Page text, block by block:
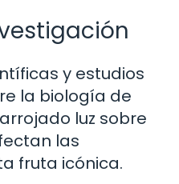
y estudios
la biología de
luz sobre
las
fruta icónica.